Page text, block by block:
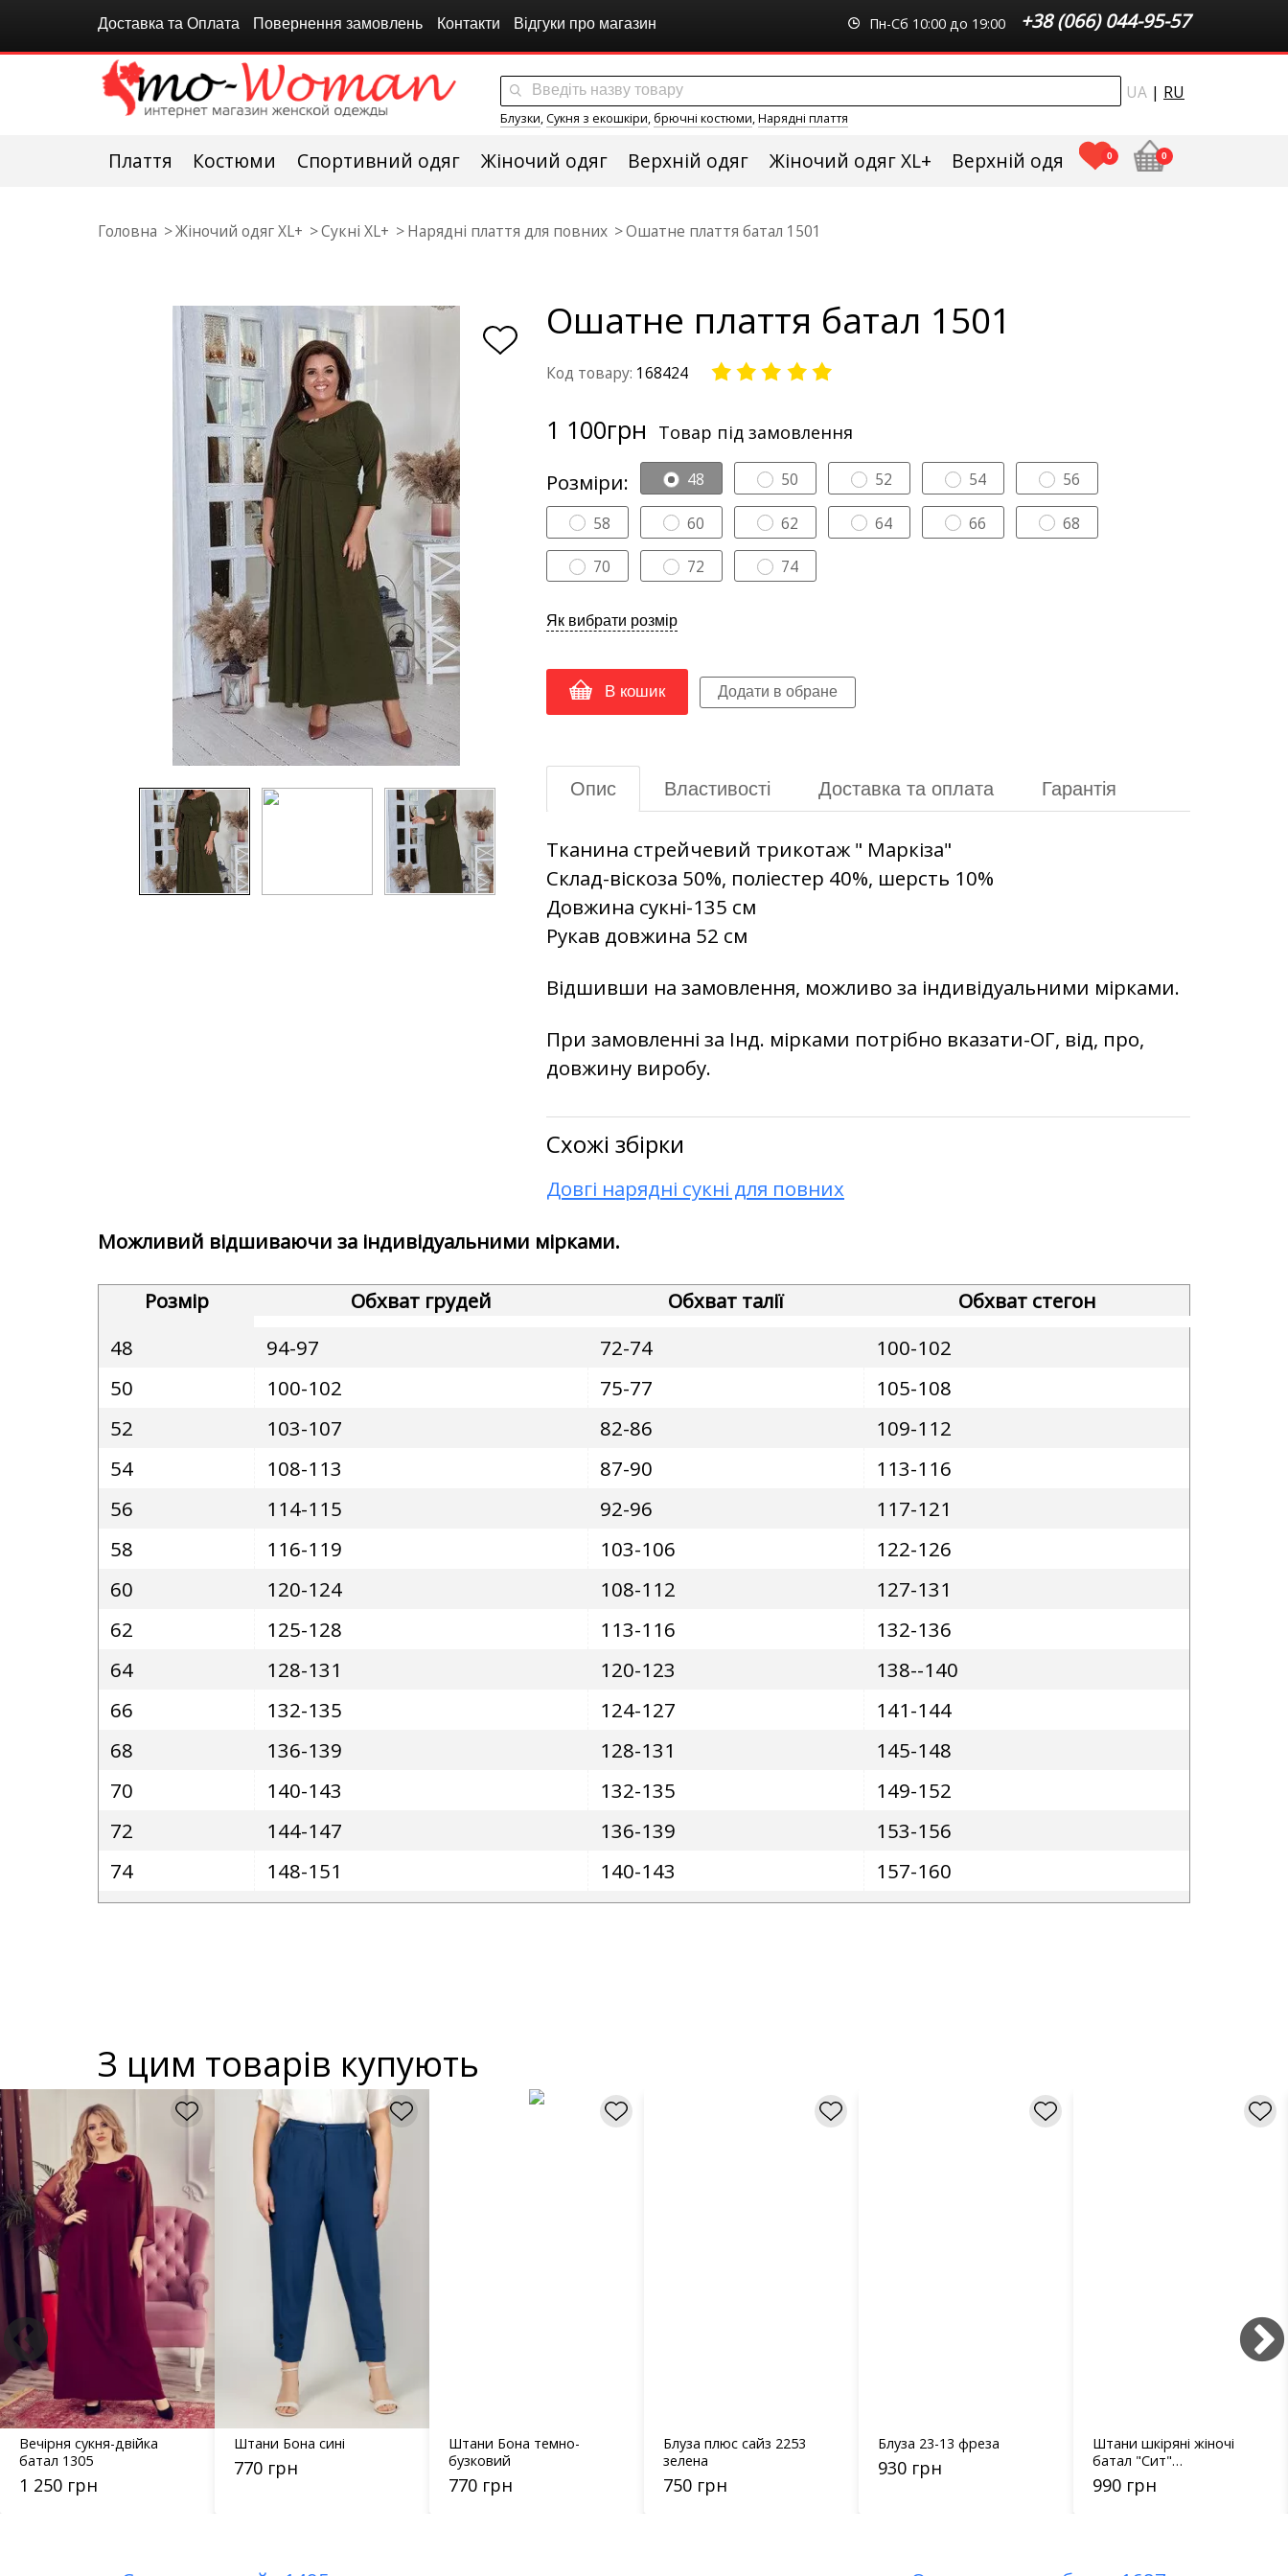
Доставка та Оплата Повернення замовлень Контакти Відгуки про магазин +38 (066) 044-95-57
Пн-Сб 10:00 до 19:00
UA | RU
Блузки, Сукня з екошкіри, брючні костюми,Нарядні плаття
Плаття Костюми Спортивний одяг Жіночий одяг Верхній одяг Жіночий одяг XL+ Верхній одяг плюс сайз
0 0
Головна Жіночий одяг XL+ Сукні XL+ Нарядні плаття для повних Ошатне плаття батал 1501
Ошатне плаття батал 1501
Код товару: 168424
1 100грн Товар під замовлення
Розміри: 48 50 52 54 56
58 60 62 64 66 68
70 72 74
Як вибрати розмір
В кошик
Опис Властивості Доставка та оплата Гарантія
Тканина стрейчевий трикотаж " Маркіза"
Склад-віскоза 50%, поліестер 40%, шерсть 10%
Довжина сукні-135 см
Рукав довжина 52 см
Відшивши на замовлення, можливо за індивідуальними мірками.
При замовленні за Інд. мірками потрібно вказати-ОГ, від, про,
довжину виробу.
Схожі збірки
Довгі нарядні сукні для повних
Можливий відшиваючи за індивідуальними мірками.
Розмір Обхват грудей Обхват талії
Обхват стегон
48
94-97 72-74
100-102
50
100-102 75-77
105-108
52
103-107 82-86
109-112
54
108-113 87-90
113-116
56
114-115 92-96
117-121
58
116-119 103-106
122-126
60
120-124 108-112
127-131
62
125-128 113-116
132-136
64
128-131 120-123
138--140
66
132-135 124-127
141-144
68
136-139 128-131
145-148
70
140-143 132-135
149-152
72
144-147 136-139
153-156
74
148-151 140-143 157-160
З цим товарів купують
Вечірня сукня-двійка
батал 1305
1 250 грн
Штани Бона сині
770 грн
Штани Бона темно-
бузковий
770 грн
Блуза плюс сайз 2253
зелена
750 грн
Блуза 23-13 фреза
930 грн
Штани шкіряні жіночі
батал "Сит"
(теракотовий)
990 грн